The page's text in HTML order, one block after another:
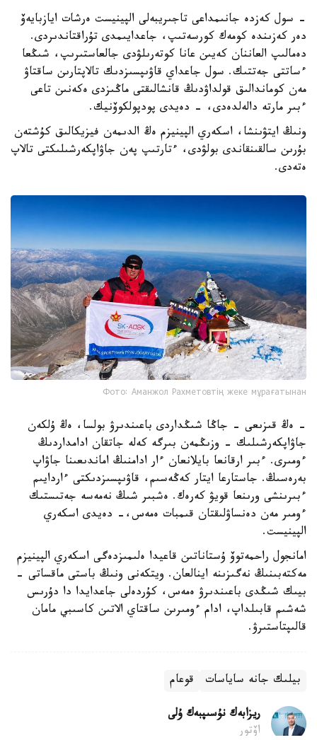
- سول كەزدە جانىمداعى تاجىريبەلى الپينيست ەرشات ايازبايەۆ
دەر كەزىندە كومەك كورسەتىپ، جاعدايىمدى تۇراقتاندىردى.
دەمالىپ العاننان كەيىن عانا كوتەرىلۋدى جالعاستىرىپ، شىڭعا
ءساتتى جەتتىك. سول جاعداي قاۋىپسىزدىك تالاپتارىن ساقتاۋ
مەن كوماندالىق قولداۋدىڭ قانشالىقتى ماڭىزدى ەكەنىن تاعى
ءبىر مارتە دالەلدەدى، - دەيدى پودپولكوۆنيك.
ونىڭ ايتۋىنشا، اسكەري الپينيزم ەڭ الدىمەن فيزيكالىق كۇشتەن
بۇرىن سالقىنقاندى بولۋدى، ءتارتىپ پەن جاۋاپكەرشىلىكتى تالاپ
ەتەدى.
Фото: Аманжол Рахметовтің жеке мұрағатынан
- ەڭ قىزىعى - جاڭا شىڭداردى باعىندىرۋ بولسا، ەڭ ۇلكەن
جاۋاپكەرشىلىك - وزىڭمەن بىرگە كەلە جاتقان ادامداردىڭ
ءومىرى. ءبىر ارقانعا بايلانعان ءار ادامنىڭ اماندىعىنا جاۋاپ
بەرەسىڭ. جاستارعا ايتار كەڭەسىم، قاۋىپسىزدىكتى ءاردايىم
ءبىرىنشى ورىنعا قويۋ كەرەك. ەشبىر شىڭ نەمەسە جەتىستىك
ءومىر مەن دەنساۋلىقتان قىمبات ەمەس،- دەيدى اسكەري
الپينيست.
امانجول راحمەتوۆ ۇستاناتىن قاعيدا ەلىمىزدەگى اسكەري الپينيزم
مەكتەبىنىڭ نەگىزىنە اينالعان. ويتكەنى ونىڭ باستى ماقساتى -
بيىك شىڭدى باعىندىرۋ ەمەس، كۇردەلى جاعدايدا دا دۇرىس
شەشىم قابىلداپ، ادام ءومىرىن ساقتاي الاتىن كاسىبي مامان
قالىپتاستىرۋ.
بيلىك جانە ساياسات قوعام
ريزابەك نۇسىپبەك ۇلى
اۆتور